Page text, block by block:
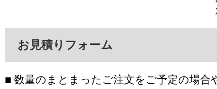
お見積りフォーム
■ 数量のまとまったご注文をご予定の場合